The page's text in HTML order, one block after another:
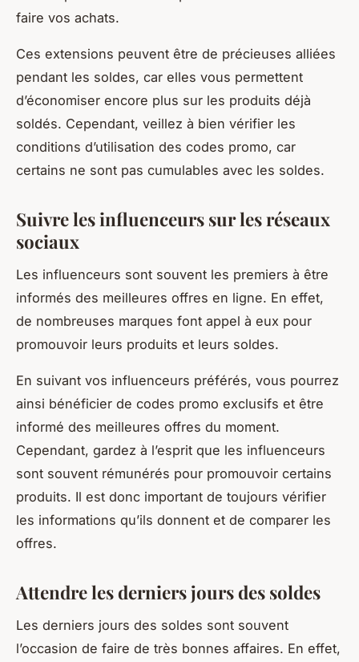
faire vos achats.
Ces extensions peuvent être de précieuses alliées
pendant les soldes, car elles vous permettent
d’économiser encore plus sur les produits déjà
soldés. Cependant, veillez à bien vérifier les
conditions d’utilisation des codes promo, car
certains ne sont pas cumulables avec les soldes.
Suivre les influenceurs sur les réseaux
sociaux
Les influenceurs sont souvent les premiers à être
informés des meilleures offres en ligne. En effet,
de nombreuses marques font appel à eux pour
promouvoir leurs produits et leurs soldes.
En suivant vos influenceurs préférés, vous pourrez
ainsi bénéficier de codes promo exclusifs et être
informé des meilleures offres du moment.
Cependant, gardez à l’esprit que les influenceurs
sont souvent rémunérés pour promouvoir certains
produits. Il est donc important de toujours vérifier
les informations qu’ils donnent et de comparer les
offres.
Attendre les derniers jours des soldes
Les derniers jours des soldes sont souvent
l’occasion de faire de très bonnes affaires. En effet,